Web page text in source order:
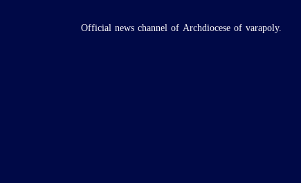
Official news channel of Archdiocese of varapoly.